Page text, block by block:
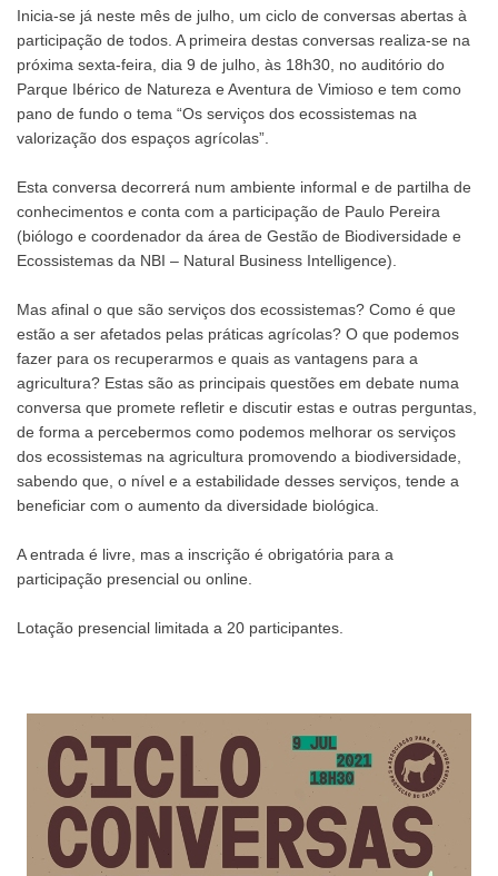
Inicia-se já neste mês de julho, um ciclo de conversas abertas à
participação de todos. A primeira destas conversas realiza-se na
próxima sexta-feira, dia 9 de julho, às 18h30, no auditório do
Parque Ibérico de Natureza e Aventura de Vimioso e tem como
pano de fundo o tema “Os serviços dos ecossistemas na
valorização dos espaços agrícolas”.
Esta conversa decorrerá num ambiente informal e de partilha de
conhecimentos e conta com a participação de Paulo Pereira
(biólogo e coordenador da área de Gestão de Biodiversidade e
Ecossistemas da NBI – Natural Business Intelligence).
Mas afinal o que são serviços dos ecossistemas? Como é que
estão a ser afetados pelas práticas agrícolas? O que podemos
fazer para os recuperarmos e quais as vantagens para a
agricultura? Estas são as principais questões em debate numa
conversa que promete refletir e discutir estas e outras perguntas,
de forma a percebermos como podemos melhorar os serviços
dos ecossistemas na agricultura promovendo a biodiversidade,
sabendo que, o nível e a estabilidade desses serviços, tende a
beneficiar com o aumento da diversidade biológica.
A entrada é livre, mas a inscrição é obrigatória para a
participação presencial ou online.
Lotação presencial limitada a 20 participantes.